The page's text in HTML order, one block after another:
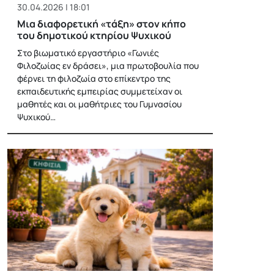
30.04.2026 | 18:01
Μια διαφορετική «τάξη» στον κήπο
του δημοτικού κτηρίου Ψυχικού
Στο βιωματικό εργαστήριο «Γωνιές
Φιλοζωίας εν δράσει», μια πρωτοβουλία που
φέρνει τη φιλοζωία στο επίκεντρο της
εκπαιδευτικής εμπειρίας συμμετείχαν οι
μαθητές και οι μαθήτριες του Γυμνασίου
Ψυχικού…